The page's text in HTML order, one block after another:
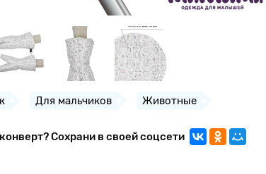
Для мальчиков Животные
Сохрани в своей соцсети